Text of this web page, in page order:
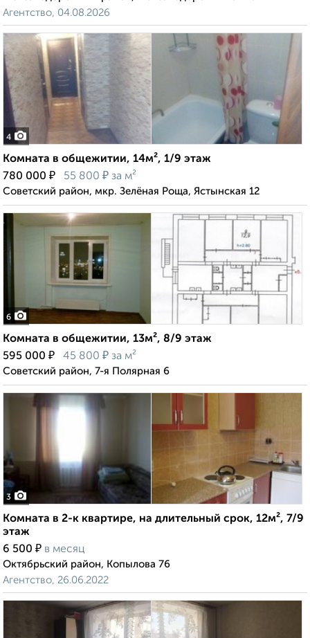
Агентство, 04.08.2026
4
Комната в общежитии, 14м², 1/9 этаж
780 000 ₽ 55 800 ₽ за м²
Советский район, мкр. Зелёная Роща, Ястынская 12
6
Комната в общежитии, 13м², 8/9 этаж
595 000 ₽ 45 800 ₽ за м²
Советский район, 7-я Полярная 6
3
Комната в 2-к квартире, на длительный срок, 12м², 7/9
этаж
6 500 ₽ в месяц
Октябрьский район, Копылова 76
Агентство, 26.06.2022